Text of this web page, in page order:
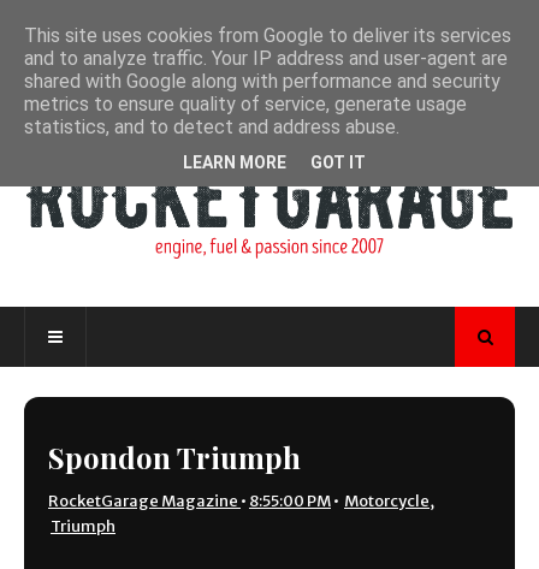
Spondon Triumph
RocketGarage Magazine • 8:55:00 PM• Motorcycle,
Triumph
This site uses cookies from Google to deliver its services
and to analyze traffic. Your IP address and user-agent are
shared with Google along with performance and security
metrics to ensure quality of service, generate usage
statistics, and to detect and address abuse.
LEARN MORE GOT IT